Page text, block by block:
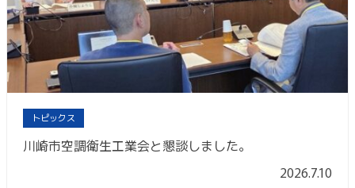
トピックス
川崎市空調衛生工業会と懇談しました。
2026.7.10